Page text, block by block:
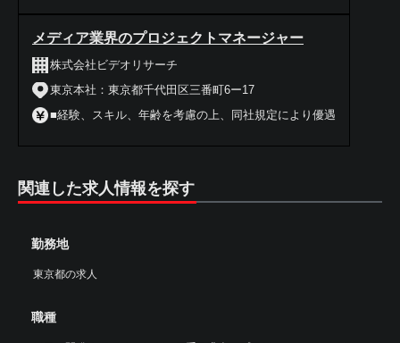
メディア業界のプロジェクトマネージャー
株式会社ビデオリサーチ
東京本社：東京都千代田区三番町6ー17
■経験、スキル、年齢を考慮の上、同社規定により優遇
関連した求人情報を探す
勤務地
東京都の求人
職種